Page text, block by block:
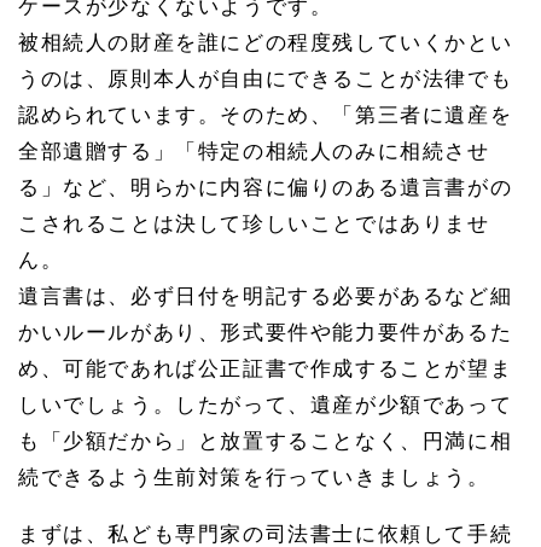
ケースが少なくないようです。
被相続人の財産を誰にどの程度残していくかとい
うのは、原則本人が自由にできることが法律でも
認められています。そのため、「第三者に遺産を
全部遺贈する」「特定の相続人のみに相続させ
る」など、明らかに内容に偏りのある遺言書がの
こされることは決して珍しいことではありませ
ん。
遺言書は、必ず日付を明記する必要があるなど細
かいルールがあり、形式要件や能力要件があるた
め、可能であれば公正証書で作成することが望ま
しいでしょう。したがって、遺産が少額であって
も「少額だから」と放置することなく、円満に相
続できるよう生前対策を行っていきましょう。
まずは、私ども専門家の司法書士に依頼して手続